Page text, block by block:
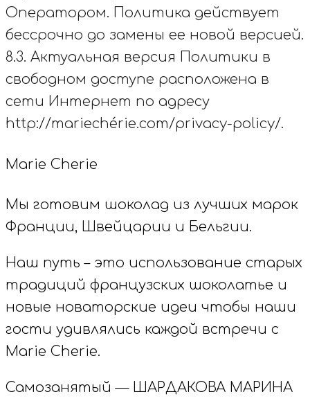
Оператором. Политика действует
бессрочно до замены ее новой версией.
8.3. Актуальная версия Политики в
свободном доступе расположена в
сети Интернет по адресу
http://mariechérie.com/privacy-policy/.
Marie Cherie
Мы готовим шоколад из лучших марок
Франции, Швейцарии и Бельгии.
Наш путь – это использование старых
традиций французских шоколатье и
новые новаторские идеи чтобы наши
гости удивлялись каждой встречи с
Marie Cherie.
Самозанятый — ШАРДАКОВА МАРИНА